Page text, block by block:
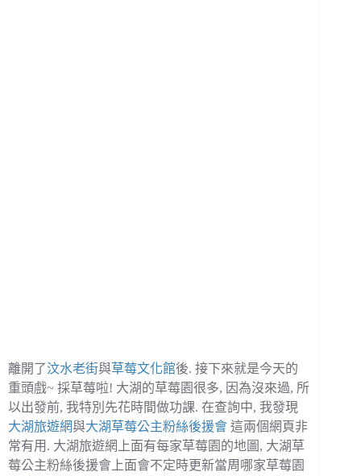
離開了汶水老街與草莓文化館後. 接下來就是今天的
重頭戲~ 採草莓啦! 大湖的草莓園很多, 因為沒來過, 所
以出發前, 我特別先花時間做功課. 在查詢中, 我發現
大湖旅遊網與大湖草莓公主粉絲後援會 這兩個網頁非
常有用. 大湖旅遊網上面有每家草莓園的地圖, 大湖草
莓公主粉絲後援會上面會不定時更新當周哪家草莓園